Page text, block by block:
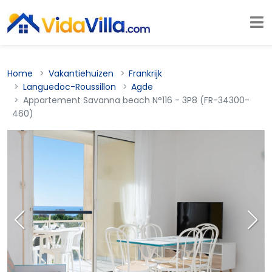
Home Vakantiehuizen
Frankrijk
Languedoc-Roussillon
Agde
Appartement Savanna beach N°116 - 3P8 (FR-34300-
460)